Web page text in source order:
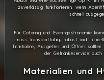
zuverlässig funktionieren, wenn
schnell
Für Catering und Eventgastronomie
muss transportfähig, robust und schnell
Trinkhalme, Ausgießer und Öffner
der Getränkeservice auch
Materialien und